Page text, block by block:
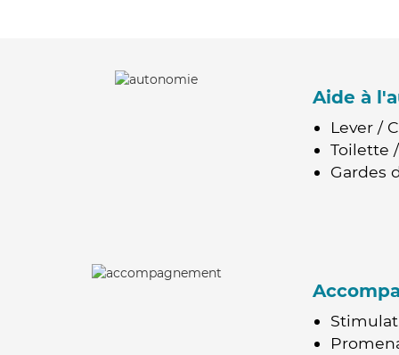
Aide à
Lever /
Toilette
Gardes